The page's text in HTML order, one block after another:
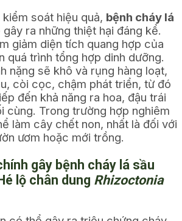
soát hiệu quả, bệnh cháy lá
ra những thiệt hại đáng kể.
giảm diện tích quang hợp của
quá trình tổng hợp dinh dưỡng.
nặng sẽ khô và rụng hàng loạt,
còi cọc, chậm phát triển, từ đó
đến khả năng ra hoa, đậu trái
cùng. Trong trường hợp nghiêm
làm cây chết non, nhất là đối với
ươm hoặc mới trồng.
gây bệnh cháy lá sầu
lộ chân dung Rhizoctonia